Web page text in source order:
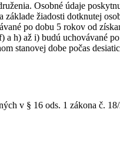
Osobné údaje
žiadosti dotknutej
po dobu 5 rokov od
h) až i) budú uchovávané
stanovej dobe počas
v § 16 ods. 1 zákona č.